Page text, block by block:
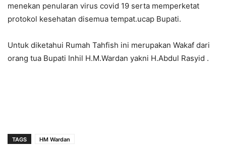
menekan penularan virus covid 19 serta memperketat
protokol kesehatan disemua tempat.ucap Bupati.
Untuk diketahui Rumah Tahfish ini merupakan Wakaf dari
orang tua Bupati Inhil H.M.Wardan yakni H.Abdul Rasyid .
TAGS HM Wardan